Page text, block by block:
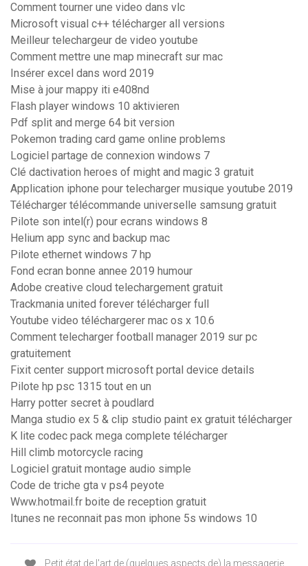
Comment tourner une video dans vlc
Microsoft visual c++ télécharger all versions
Meilleur telechargeur de video youtube
Comment mettre une map minecraft sur mac
Insérer excel dans word 2019
Mise à jour mappy iti e408nd
Flash player windows 10 aktivieren
Pdf split and merge 64 bit version
Pokemon trading card game online problems
Logiciel partage de connexion windows 7
Clé dactivation heroes of might and magic 3 gratuit
Application iphone pour telecharger musique youtube 2019
Télécharger télécommande universelle samsung gratuit
Pilote son intel(r) pour ecrans windows 8
Helium app sync and backup mac
Pilote ethernet windows 7 hp
Fond ecran bonne annee 2019 humour
Adobe creative cloud telechargement gratuit
Trackmania united forever télécharger full
Youtube video téléchargerer mac os x 10.6
Comment telecharger football manager 2019 sur pc
gratuitement
Fixit center support microsoft portal device details
Pilote hp psc 1315 tout en un
Harry potter secret à poudlard
Manga studio ex 5 & clip studio paint ex gratuit télécharger
K lite codec pack mega complete télécharger
Hill climb motorcycle racing
Logiciel gratuit montage audio simple
Code de triche gta v ps4 peyote
Www.hotmail.fr boite de reception gratuit
Itunes ne reconnait pas mon iphone 5s windows 10
Petit état de l'art de (quelques aspects de) la messagerie